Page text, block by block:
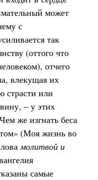
может
с
так
(оттого что
отчего
влекущая их
страсти или
– у этих
же изгнать беса
(Моя жизнь во
молитвой и
самые